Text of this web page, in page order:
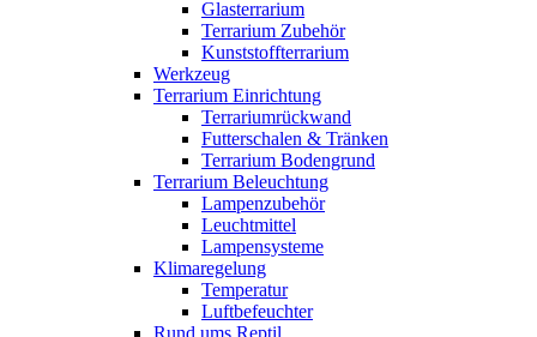
Glasterrarium
Terrarium Zubehör
Kunststoffterrarium
Werkzeug
Terrarium Einrichtung
Terrariumrückwand
Futterschalen & Tränken
Terrarium Bodengrund
Terrarium Beleuchtung
Lampenzubehör
Leuchtmittel
Lampensysteme
Klimaregelung
Temperatur
Luftbefeuchter
Rund ums Reptil